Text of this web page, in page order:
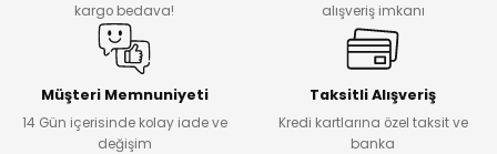
kargo bedava!
alışveriş imkanı
Müşteri Memnuniyeti
14 Gün içerisinde kolay iade ve
değişim
Taksitli Alışveriş
Kredi kartlarına özel taksit ve
banka